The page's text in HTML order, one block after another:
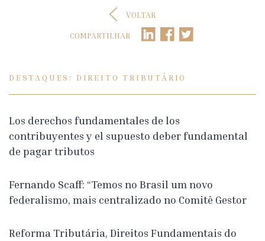
VOLTAR
COMPARTILHAR
DESTAQUES: DIREITO TRIBUTÁRIO
Los derechos fundamentales de los
contribuyentes y el supuesto deber fundamental
de pagar tributos
Fernando Scaff: “Temos no Brasil um novo
federalismo, mais centralizado no Comitê Gestor
Reforma Tributária, Direitos Fundamentais do